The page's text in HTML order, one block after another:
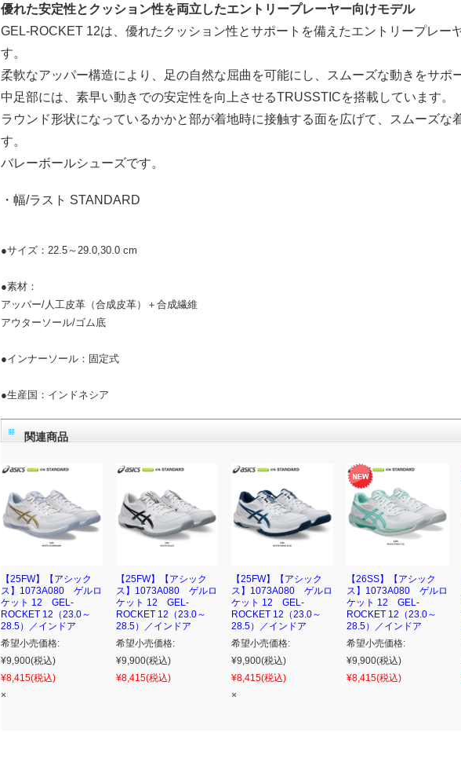
優れた安定性とクッション性を両立したエントリープレーヤー向けモデル
GEL-ROCKET 12は、優れたクッション性とサポートを備えたエントリープレー
す。
柔軟なアッパー構造により、足の自然な屈曲を可能にし、スムーズな動きをサポ
中足部には、素早い動きでの安定性を向上させるTRUSSTICを搭載しています。
ラウンド形状になっているかかと部が着地時に接触する面を広げて、スムーズな
す。
バレーボールシューズです。
・幅/ラスト STANDARD
●サイズ：22.5～29.0,30.0 cm
●素材：
アッパー/人工皮革（合成皮革）＋合成繊維
アウターソール/ゴム底
●インナーソール：固定式
●生産国：インドネシア
関連商品
【25FW】【アシック
ス】1073A080 ゲルロ
ケット 12 GEL-
ROCKET 12（23.0～
28.5）／インドア
希望小売価格:
¥9,900(税込)
¥8,415(税込)
×
【25FW】【アシック
ス】1073A080 ゲルロ
ケット 12 GEL-
ROCKET 12（23.0～
28.5）／インドア
希望小売価格:
¥9,900(税込)
¥8,415(税込)
【25FW】【アシック
ス】1073A080 ゲルロ
ケット 12 GEL-
ROCKET 12（23.0～
28.5）／インドア
希望小売価格:
¥9,900(税込)
¥8,415(税込)
×
【26SS】【アシック
ス】1073A080 ゲルロ
ケット 12 GEL-
ROCKET 12（23.0～
28.5）／インドア
希望小売価格:
¥9,900(税込)
¥8,415(税込)